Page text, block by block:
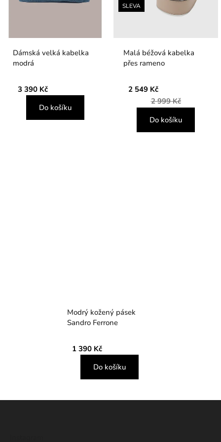
Dámská velká kabelka
modrá
3 390 Kč
Do košíku
SLEVA
Malá béžová kabelka
přes rameno
2 549 Kč
2 999 Kč
Do košíku
Modrý kožený pásek
Sandro Ferrone
1 390 Kč
Do košíku